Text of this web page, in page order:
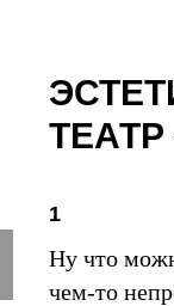
1
Ну что
чем-то